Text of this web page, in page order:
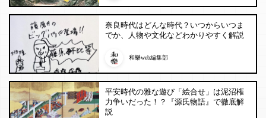
奈良時代はどんな時代？いつからいつま
でか、人物や文化などわかりやすく解説
和樂web編集部
平安時代の雅な遊び「絵合せ」は泥沼権
力争いだった！？『源氏物語』で徹底解
説